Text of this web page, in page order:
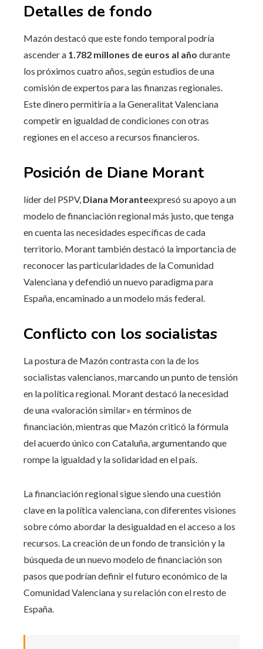
Detalles de fondo
Mazón destacó que este fondo temporal podría
ascender a 1.782 millones de euros al año durante
los próximos cuatro años, según estudios de una
comisión de expertos para las finanzas regionales.
Este dinero permitiría a la Generalitat Valenciana
competir en igualdad de condiciones con otras
regiones en el acceso a recursos financieros.
Posición de Diane Morant
líder del PSPV, Diana Moranteexpresó su apoyo a un
modelo de financiación regional más justo, que tenga
en cuenta las necesidades específicas de cada
territorio. Morant también destacó la importancia de
reconocer las particularidades de la Comunidad
Valenciana y defendió un nuevo paradigma para
España, encaminado a un modelo más federal.
Conflicto con los socialistas
La postura de Mazón contrasta con la de los
socialistas valencianos, marcando un punto de tensión
en la política regional. Morant destacó la necesidad
de una «valoración similar» en términos de
financiación, mientras que Mazón criticó la fórmula
del acuerdo único con Cataluña, argumentando que
rompe la igualdad y la solidaridad en el país.
La financiación regional sigue siendo una cuestión
clave en la política valenciana, con diferentes visiones
sobre cómo abordar la desigualdad en el acceso a los
recursos. La creación de un fondo de transición y la
búsqueda de un nuevo modelo de financiación son
pasos que podrían definir el futuro económico de la
Comunidad Valenciana y su relación con el resto de
España.